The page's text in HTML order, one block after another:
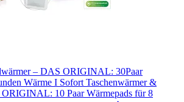
– DAS ORIGINAL: 30Paar
Wärme I Sofort Taschenwärmer &
10 Paar Wärmepads für 8